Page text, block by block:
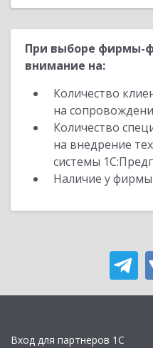
При выборе фирмы-
внимание на:
Количество
на
Количество
на внедрение
системы
Наличие у фирмы
Вход для партнеров 1С